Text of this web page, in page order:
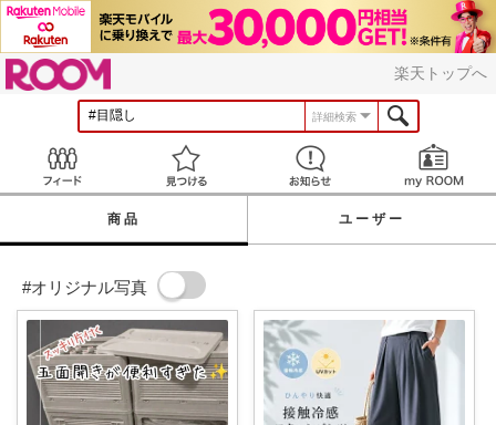
楽天トップへ
詳細検索
見つける お知らせ
商品 ユーザー
#オリジナル写真